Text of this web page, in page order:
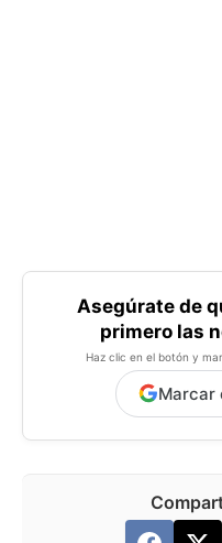
Asegúrate de
primero las
Haz clic en el botón y
Marcar